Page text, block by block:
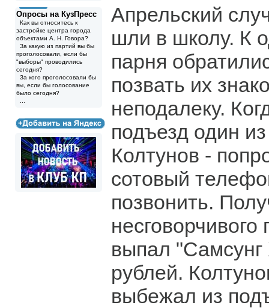
Опросы на КузПресс
Как вы относитесь к
застройке центра города
объектами А. Н. Говора?
За какую из партий вы бы
проголосовали, если бы
"выборы" проводились
сегодня?
За кого проголосовали бы
вы, если бы голосование
было сегодня?
Апрельский
шли в школу. К
парня
позвать их
неподалеку.
подъезд один
Колтунов -
сотовый
позвонить.
выпал
рублей.
выбежал из